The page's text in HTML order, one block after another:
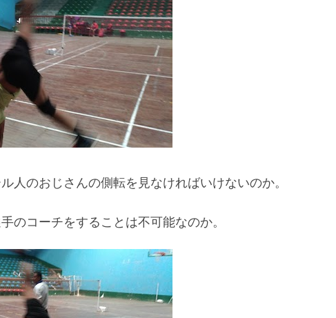
人のおじさんの側転を見なければいけないのか。
のコーチをすることは不可能なのか。